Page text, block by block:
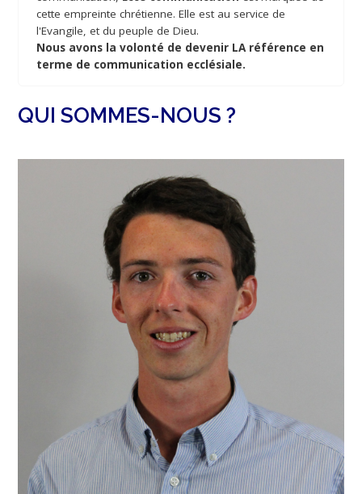
cette empreinte chrétienne. Elle est au service de
l'Evangile, et du peuple de Dieu.
Nous avons la volonté de devenir LA référence en
terme de communication ecclésiale.
QUI SOMMES-NOUS ?